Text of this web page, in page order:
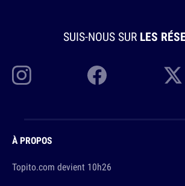
SUIS-NOUS SUR LES
À PROPOS
Topito.com devient 10h26